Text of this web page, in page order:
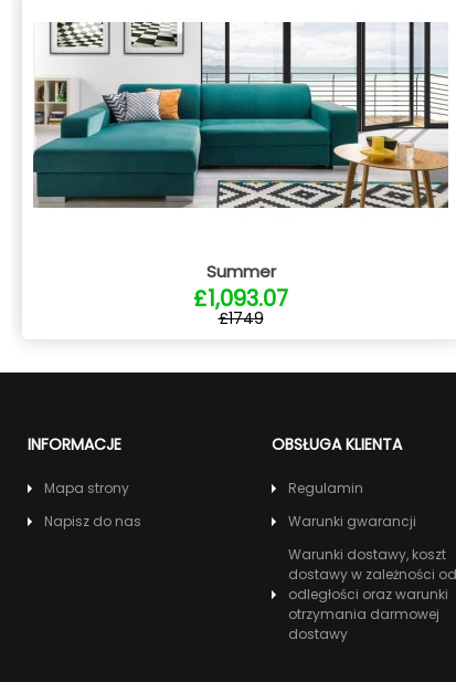
Summer
£1,093.07
£1749
INFORMACJE
Mapa strony
Napisz do nas
OBSŁUGA KLIENTA
Regulamin
Warunki gwarancji
Warunki dostawy, koszt
dostawy w zależności od
odległości oraz warunki
otrzymania darmowej
dostawy